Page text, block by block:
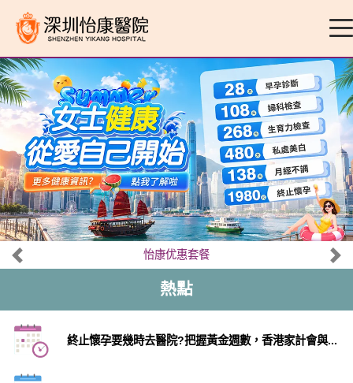
怡康优惠套餐
熱點
終止懷孕要幾時去醫院?把握黃金週數，香港家計會與...